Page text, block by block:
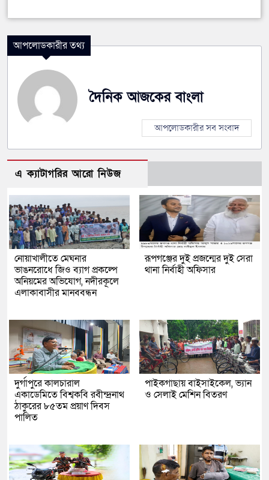
আপলোডকারীর তথ্য
দৈনিক আজকের বাংলা
আপলোডকারীর সব সংবাদ
এ ক্যাটাগরির আরো নিউজ
নোয়াখালীতে মেঘনার
ভাঙনরোধে জিও ব্যাগ প্রকল্পে
অনিয়মের অভিযোগ, নদীরকূলে
এলাকাবাসীর মানববন্ধন
রূপগঞ্জের দুই প্রজন্মের দুই সেরা
থানা নির্বাহী অফিসার
দুর্গাপুরে কালচারাল
একাডেমিতে বিশ্বকবি রবীন্দ্রনাথ
ঠাকুরের ৮৫তম প্রয়াণ দিবস
পালিত
পাইকগাছায় বাইসাইকেল, ভ্যান
ও সেলাই মেশিন বিতরণ